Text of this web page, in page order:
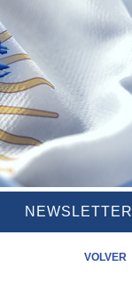
NEWSLETTER
VOLVER